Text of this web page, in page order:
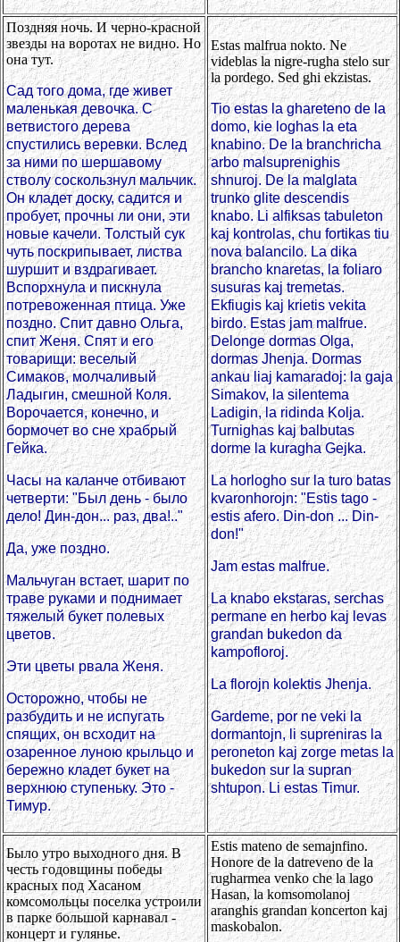
Поздняя ночь. И черно-красной
звезды на воротах не видно. Но
она тут.
Сад того дома, где живет
маленькая девочка. С
ветвистого дерева
спустились веревки. Вслед
за ними по шершавому
стволу соскользнул мальчик.
Он кладет доску, садится и
пробует, прочны ли они, эти
новые качели. Толстый сук
чуть поскрипывает, листва
шуршит и вздрагивает.
Вспорхнула и пискнула
потревоженная птица. Уже
поздно. Спит давно Ольга,
спит Женя. Спят и его
товарищи: веселый
Симаков, молчаливый
Ладыгин, смешной Коля.
Ворочается, конечно, и
бормочет во сне храбрый
Гейка.
Часы на каланче отбивают
четверти: "Был день - было
дело! Дин-дон... раз, два!.."
Да, уже поздно.
Мальчуган встает, шарит по
траве руками и поднимает
тяжелый букет полевых
цветов.
Эти цветы рвала Женя.
Осторожно, чтобы не
разбудить и не испугать
спящих, он всходит на
озаренное луною крыльцо и
бережно кладет букет на
верхнюю ступеньку. Это -
Тимур.
Estas malfrua nokto. Ne
videblas la nigre-rugha stelo sur
la pordego. Sed ghi ekzistas.
Tio estas la ghareteno de la
domo, kie loghas la eta
knabino. De la branchricha
arbo malsuprenighis
shnuroj. De la malglata
trunko glite descendis
knabo. Li alfiksas tabuleton
kaj kontrolas, chu fortikas tiu
nova balancilo. La dika
brancho knaretas, la foliaro
susuras kaj tremetas.
Ekfiugis kaj krietis vekita
birdo. Estas jam malfrue.
Delonge dormas Olga,
dormas Jhenja. Dormas
ankau liaj kamaradoj: la gaja
Simakov, la silentema
Ladigin, la ridinda Kolja.
Turnighas kaj balbutas
dorme la kuragha Gejka.
La horlogho sur la turo batas
kvaronhorojn: "Estis tago -
estis afero. Din-don ... Din-
don!"
Jam estas malfrue.
La knabo ekstaras, serchas
permane en herbo kaj levas
grandan bukedon da
kampofloroj.
La florojn kolektis Jhenja.
Gardeme, por ne veki la
dormantojn, li supreniras la
peroneton kaj zorge metas la
bukedon sur la supran
shtupon. Li estas Timur.
Было утро выходного дня. В
честь годовщины победы
красных под Хасаном
комсомольцы поселка устроили
в парке большой карнавал -
концерт и гулянье.
Estis mateno de semajnfino.
Honore de la datreveno de la
rugharmea venko che la lago
Hasan, la komsomolanoj
aranghis grandan koncerton kaj
maskobalon.